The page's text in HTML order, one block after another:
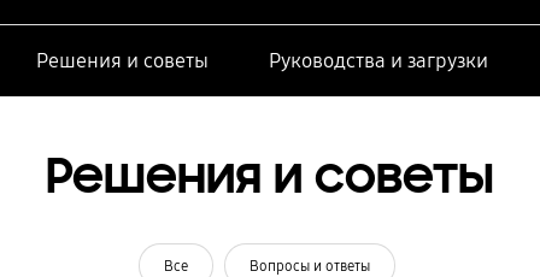
Решения и советы Руководства и загрузки
Решения и советы
Все Вопросы и ответы